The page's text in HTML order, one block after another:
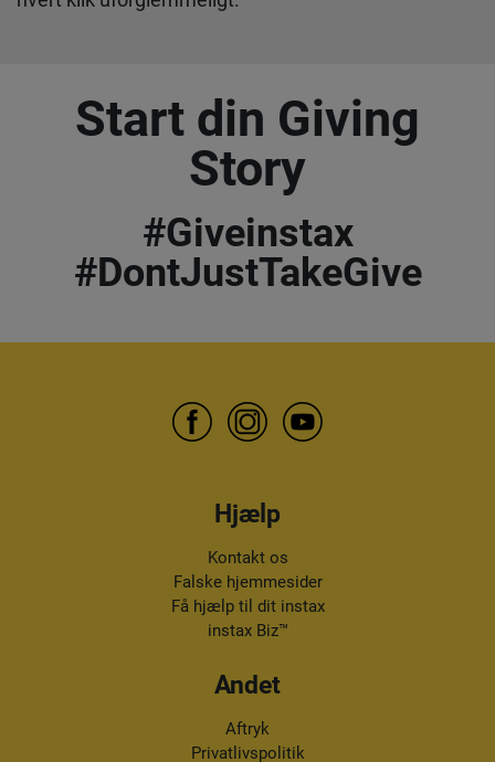
Start din Giving
Story
#Giveinstax
#DontJustTakeGive
Hjælp
Kontakt os
Falske hjemmesider
Få hjælp til dit instax
instax Biz™
Andet
Aftryk
Privatlivspolitik